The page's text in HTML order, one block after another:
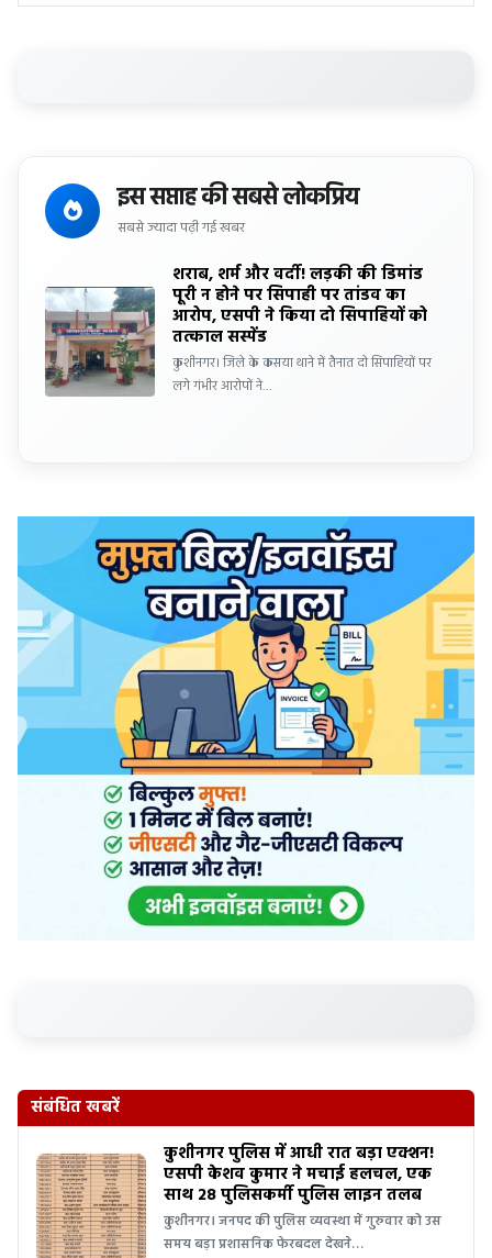
इस सप्ताह की सबसे लोकप्रिय
सबसे ज्यादा पढ़ी गई खबर
शराब, शर्म और वर्दी! लड़की की डिमांड
पूरी न होने पर सिपाही पर तांडव का
आरोप, एसपी ने किया दो सिपाहियों को
तत्काल सस्पेंड
कुशीनगर। जिले के कसया थाने में तैनात दो सिपाहियों पर
लगे गंभीर आरोपों ने…
संबंधित खबरें
कुशीनगर पुलिस में आधी रात बड़ा एक्शन!
एसपी केशव कुमार ने मचाई हलचल, एक
साथ 28 पुलिसकर्मी पुलिस लाइन तलब
कुशीनगर। जनपद की पुलिस व्यवस्था में गुरुवार को उस
समय बड़ा प्रशासनिक फेरबदल देखने…